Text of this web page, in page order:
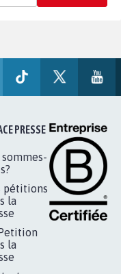
PRESSE
pétitions
la
la